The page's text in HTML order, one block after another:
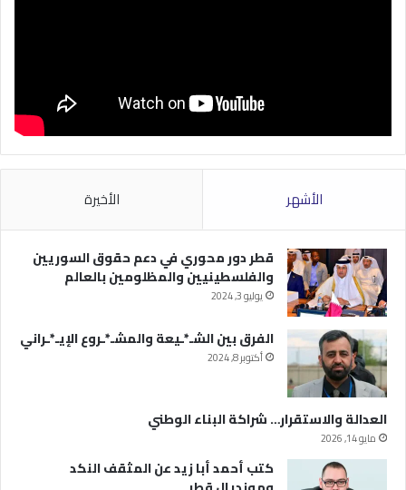
الأشهر الأخيرة
قطر دور محوري في دعم حقوق السوريين
والفلسطينيين والمظلومين بالعالم
يوليو 3, 2024
الفرق بين الشـ*ـيعة والمشـ*ـروع الإيـ*ـراني
أكتوبر 8, 2024
العدالة والاستقرار… شراكة البناء الوطني
مايو 14, 2026
كتب أحمد أبا زيد عن المثقف النكد